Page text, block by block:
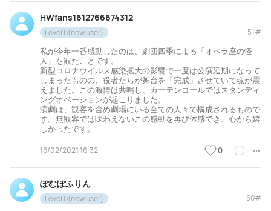
HWfans1612766674312
Level 0(new user) 51#
私が今年一番感動したのは、劇団四季による「オペラ座の怪
人」を観たことです。
新型コロナウイルス感染拡大の影響で一度は公演延期になって
しまったものの、役者たちが舞台を「完成」させていて魂が震
えました。この激情は共鳴し、カーテンコールではスタンディ
ングオベーションが起こりました。
演劇は、観客を含め劇場にいる全ての人々で構成されるもので
す。無観客では味わえないこの感動を再び体感でき、心から嬉
しかったです。
16/02/2021 16:32 0
ぽむぽふりん
Level 0(new user) 50#